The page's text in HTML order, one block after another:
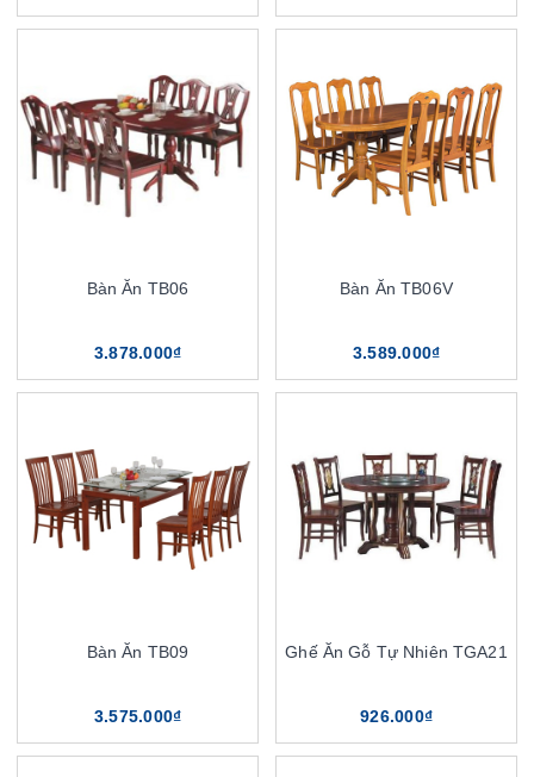
Bàn Ăn TB06
3.878.000₫
Bàn Ăn TB06V
3.589.000₫
Bàn Ăn TB09
3.575.000₫
Ghế Ăn Gỗ Tự Nhiên TGA21
926.000₫